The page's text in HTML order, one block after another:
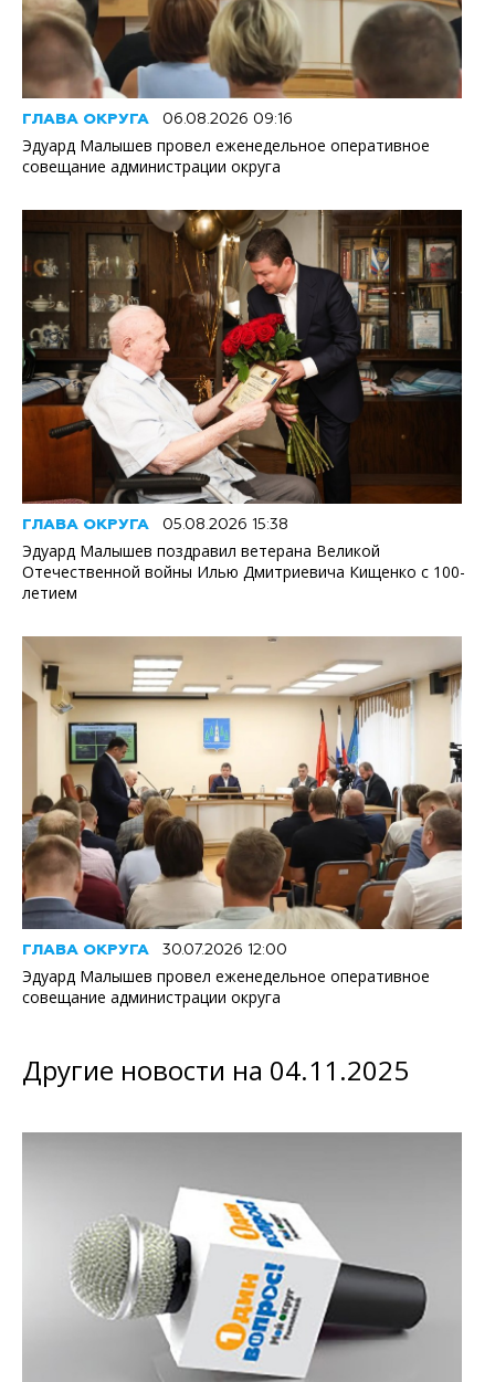
ГЛАВА ОКРУГА 06.08.2026 09:16
Эдуард Малышев провел еженедельное оперативное
совещание администрации округа
ГЛАВА ОКРУГА 05.08.2026 15:38
Эдуард Малышев поздравил ветерана Великой
Отечественной войны Илью Дмитриевича Кищенко с 100-
летием
ГЛАВА ОКРУГА 30.07.2026 12:00
Эдуард Малышев провел еженедельное оперативное
совещание администрации округа
Другие новости на 04.11.2025